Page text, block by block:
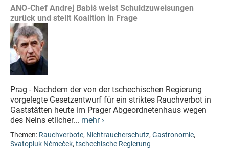
ANO-Chef Andrej Babiš weist Schuldzuweisungen
zurück und stellt Koalition in Frage
Prag - Nachdem der von der tschechischen Regierung
vorgelegte Gesetzentwurf für ein striktes Rauchverbot in
Gaststätten heute im Prager Abgeordnetenhaus wegen
des Neins etlicher... mehr ›
Themen: Rauchverbote, Nichtraucherschutz, Gastronomie,
Svatopluk Němeček, tschechische Regierung